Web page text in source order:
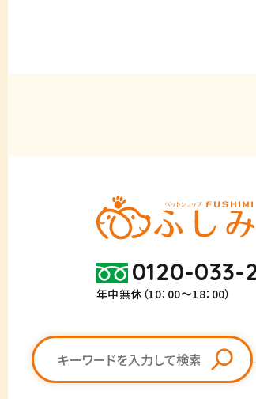
0120-033-
年中無休（10：00～18：00）